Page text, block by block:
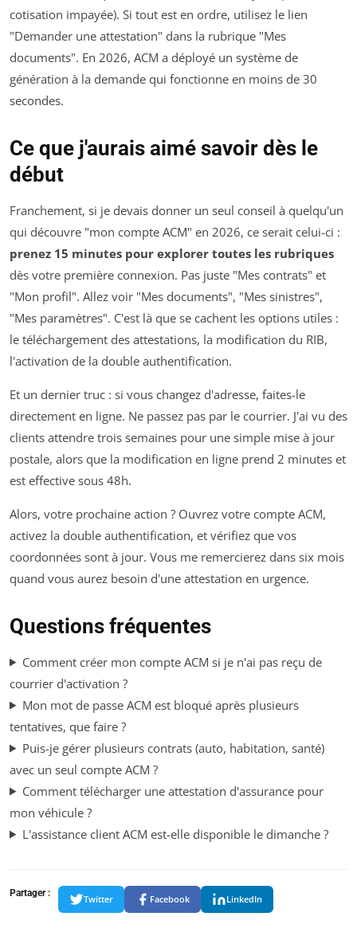
cotisation impayée). Si tout est en ordre, utilisez le lien
"Demander une attestation" dans la rubrique "Mes
documents". En 2026, ACM a déployé un système de
génération à la demande qui fonctionne en moins de 30
secondes.
Ce que j'aurais aimé savoir dès le
début
Franchement, si je devais donner un seul conseil à quelqu'un
qui découvre "mon compte ACM" en 2026, ce serait celui-ci :
prenez 15 minutes pour explorer toutes les rubriques
dès votre première connexion. Pas juste "Mes contrats" et
"Mon profil". Allez voir "Mes documents", "Mes sinistres",
"Mes paramètres". C'est là que se cachent les options utiles :
le téléchargement des attestations, la modification du RIB,
l'activation de la double authentification.
Et un dernier truc : si vous changez d'adresse, faites-le
directement en ligne. Ne passez pas par le courrier. J'ai vu des
clients attendre trois semaines pour une simple mise à jour
postale, alors que la modification en ligne prend 2 minutes et
est effective sous 48h.
Alors, votre prochaine action ? Ouvrez votre compte ACM,
activez la double authentification, et vérifiez que vos
coordonnées sont à jour. Vous me remercierez dans six mois
quand vous aurez besoin d'une attestation en urgence.
Questions fréquentes
Comment créer mon compte ACM si je n'ai pas reçu de
courrier d'activation ?
Mon mot de passe ACM est bloqué après plusieurs
tentatives, que faire ?
Puis-je gérer plusieurs contrats (auto, habitation, santé)
avec un seul compte ACM ?
Comment télécharger une attestation d'assurance pour
mon véhicule ?
L'assistance client ACM est-elle disponible le dimanche ?
Partager :
Twitter Facebook LinkedIn